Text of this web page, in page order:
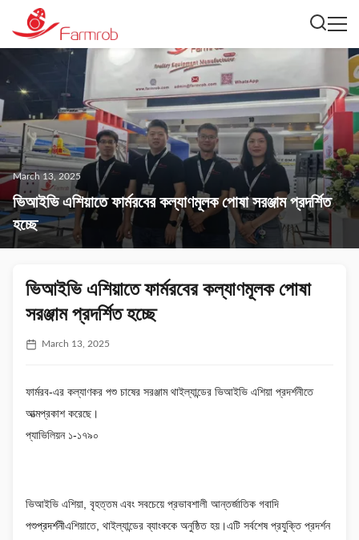
March 13, 2025
ভিআইভি এশিয়াতে ফার্মরবের কল্যাণমূলক পোষা সরঞ্জাম প্রদর্শিত
হচ্ছে
ভিআইভি এশিয়াতে ফার্মরবের কল্যাণমূলক পোষা
সরঞ্জাম প্রদর্শিত হচ্ছে
March 13, 2025
ফার্মরব-এর কল্যাণকর পশু চাষের সরঞ্জাম থাইল্যান্ডের ভিআইভি এশিয়া প্রদর্শনীতে
আত্মপ্রকাশ করেছে।
প্যাভিলিয়ন ১-১৭৯০
ভিআইভি এশিয়া, বৃহত্তম এবং সবচেয়ে প্রভাবশালী আন্তর্জাতিক গবাদি
পশুপ্রদর্শনীএশিয়াতে, থাইল্যান্ডের ব্যাংককে অনুষ্ঠিত হয়।এটি সর্বশেষ প্রযুক্তি প্রদর্শন